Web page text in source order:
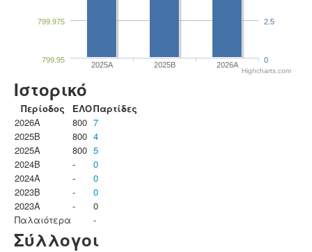
2025A 2025B 2026A
799.95
799.975
0
2.5
Highcharts.com
Ιστορικό
Περίοδος ΕΛΟΠαρτίδες
2026A
800 7
2025B
800 4
2025A
800 5
2024B
-
0
2024A
-
0
2023B
-
0
2023Α
-
0
Παλαιότερα
-
Σύλλογοι